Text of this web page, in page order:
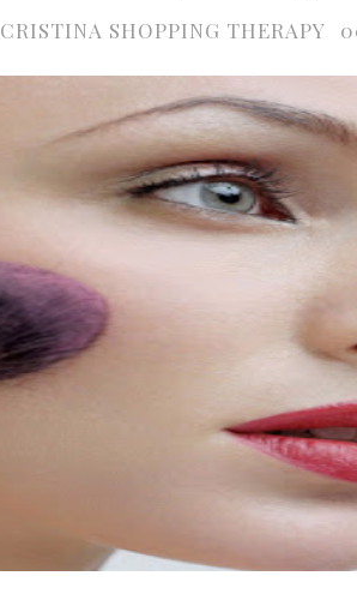
CRISTINA SHOPPING THERAPY